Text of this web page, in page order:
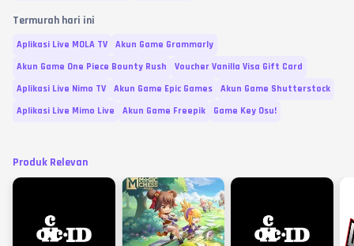
Termurah hari ini
Aplikasi Live MOLA TV
Akun Game Grammarly
Akun Game One Piece Bounty Rush
Voucher Vanilla Visa Gift Card
Aplikasi Live Nimo TV
Akun Game Epic Games
Akun Game Shutterstock
Aplikasi Live Mimo Live
Akun Game Freepik Game Key Osu!
Produk Relevan